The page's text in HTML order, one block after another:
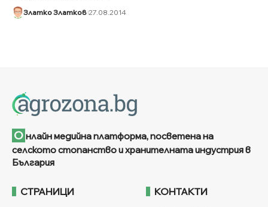
Златко Златков 27.08.2014
О нлайн медийна платформа, посветена на
селското стопанство и хранителната индустрия в
България
СТРАНИЦИ КОНТАКТИ